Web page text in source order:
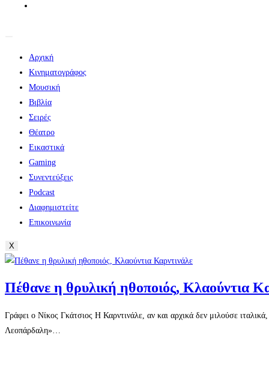
Αρχική
Κινηματογράφος
Μουσική
Βιβλία
Σειρές
Θέατρο
Εικαστικά
Gaming
Συνεντεύξεις
Podcast
Διαφημιστείτε
Επικοινωνία
X
Πέθανε η θρυλική ηθοποιός, Κλαούντια
Γράφει ο Νίκος Γκάτσιος Η Καρντινάλε, αν και αρχικά δεν μιλούσε
Λεοπάρδαλη»…